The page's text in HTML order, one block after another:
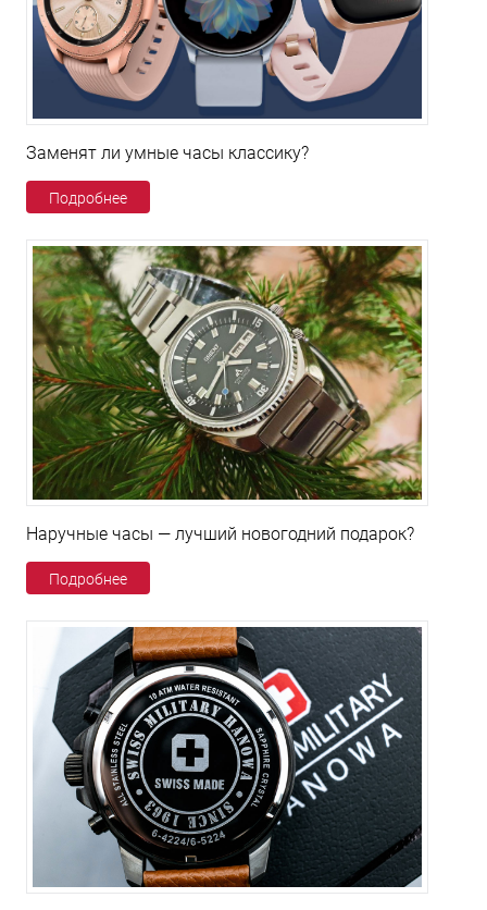
Заменят ли умные часы классику?
Подробнее
Наручные часы — лучший новогодний подарок?
Подробнее